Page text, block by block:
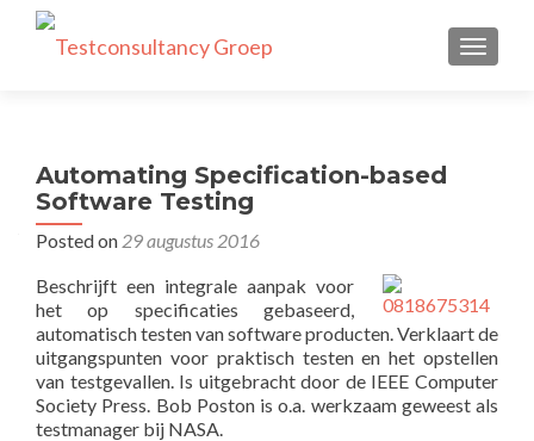
Automating Specification-based
Software Testing
Posted on 29 augustus 2016
Beschrijft een integrale aanpak voor
het op specificaties gebaseerd,
automatisch testen van software producten. Verklaart de
uitgangspunten voor praktisch testen en het opstellen
van testgevallen. Is uitgebracht door de IEEE Computer
Society Press. Bob Poston is o.a. werkzaam geweest als
testmanager bij NASA.